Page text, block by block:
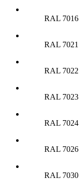
RAL 7016
RAL 7021
RAL 7022
RAL 7023
RAL 7024
RAL 7026
RAL 7030